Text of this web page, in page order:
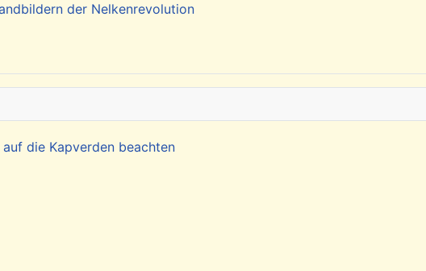
der Nelkenrevolution
die Kapverden beachten